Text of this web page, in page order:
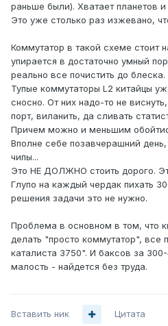
раньше были). Хватает планетов и
Это уже столько раз изжевано,
Коммутатор в такой схеме стоит
упирается в достаточно умный
реально все почистить до блеска.
Тупые коммутаторы L2 китайцы
сносно. От них надо-то не
порт, виланить, да сливать
Причем можно и меньшим
Вполне себе позавчерашний
чипы...
Это НЕ ДОЛЖНО стоить дорого.
Глупо на каждый чердак пихать
решения задачи это не нужно.
Проблема в основном в том, что
делать "просто коммутатор", все
каталиста 3750". И баксов за
малость - найдется без труда.
Вставить ник Цитата